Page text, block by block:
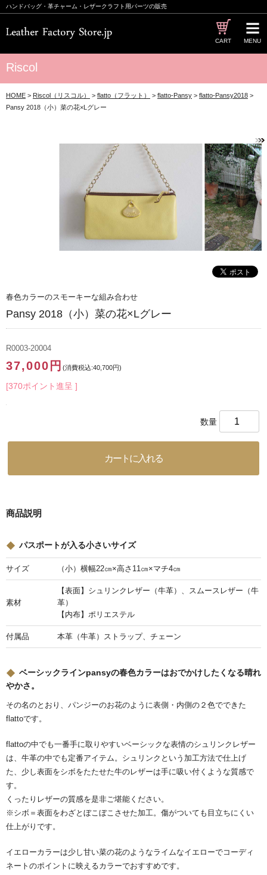
ハンドバッグ・革チャーム・レザークラフト用パーツの販売
MENU
CART
Riscol
HOME > Riscol（リスコル） > flatto（フラット） > flatto-Pansy > flatto-Pansy2018 >
Pansy 2018（小）菜の花×Lグレー
春色カラーのスモーキーな組み合わせ
Pansy 2018（小）菜の花×Lグレー
R0003-20004
37,000円 (消費税込:40,700円)
[370ポイント進呈 ]
数量
商品説明
パスポートが入る小さいサイズ
サイズ （小）横幅22㎝×高さ11㎝×マチ4㎝
素材
【表面】シュリンクレザー（牛革）、スムースレザー（牛
革）
【内布】ポリエステル
付属品 本革（牛革）ストラップ、チェーン
ベーシックラインpansyの春色カラーはおでかけしたくなる晴れ
やかさ。
その名のとおり、パンジーのお花のように表側・内側の２色でできた
flattoです。
flattoの中でも一番手に取りやすいベーシックな表情のシュリンクレザー
は、牛革の中でも定番アイテム。シュリンクという加工方法で仕上げ
た、少し表面をシボをたたせた牛のレザーは手に吸い付くような質感で
す。
くったりレザーの質感を是非ご堪能ください。
※シボ＝表面をわざとぼこぼこさせた加工。傷がついても目立ちにくい
仕上がりです。
イエローカラーは少し甘い菜の花のようなライムなイエローでコーディ
ネートのポイントに映えるカラーでおすすめです。